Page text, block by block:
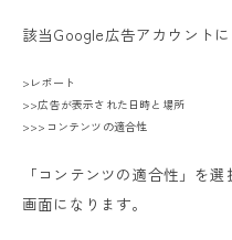
該当Google広告アカウント
>レポート
>>広告が表示された日時と場所
>>>コンテンツの適合性
「コンテンツの適合性」を
画面になります。